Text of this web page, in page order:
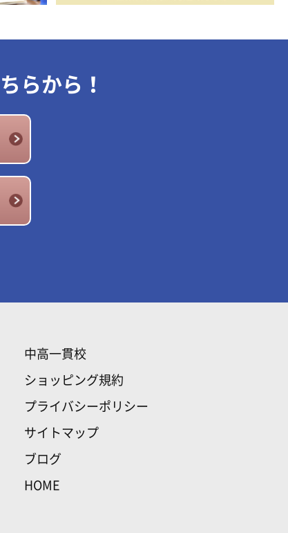
らから！
中高一貫校
ショッピング規約
プライバシーポリシー
サイトマップ
ブログ
HOME